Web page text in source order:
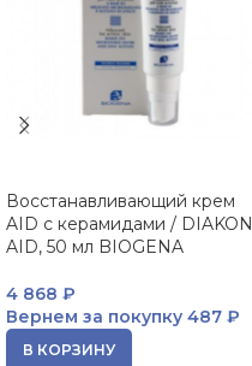
Восстанавливающий крем
AID с керамидами / DIAKON
AID, 50 мл BIOGENA
4 868 ₽
Вернем за покупку 487 ₽
В КОРЗИНУ